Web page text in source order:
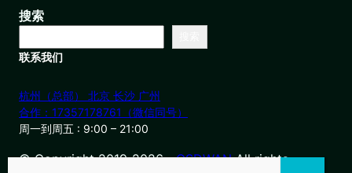
搜索
联系我们
杭州（总部） 北京 长沙 广州
合作：17357178761（微信同号）
周一到周五 : 9:00 – 21:00
© Copyright 2019-2026・OSDWANAll rights